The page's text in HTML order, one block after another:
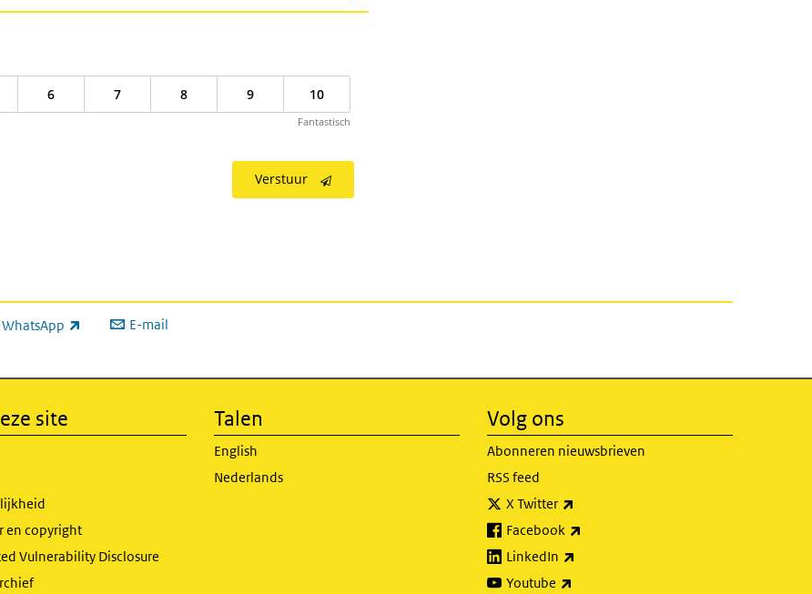
6 7 8 9 10
Fantastisch
Verstuur
WhatsApp
link) E-mail
site
en copyright
Vulnerability Disclosure
Talen
English
Nederlands
Volg ons
Abonneren nieuwsbrieven
RSS feed
X Twitter
Facebook
LinkedIn
Youtube